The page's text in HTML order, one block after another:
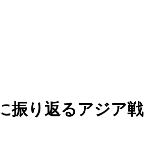
振り返るアジア戦